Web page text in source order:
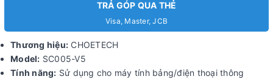
TRẢ GÓP QUA THẺ
Visa, Master, JCB
Thương hiệu: CHOETECH
Model: SC005-V5
Tính năng: Sử dụng cho máy tính bảng/điện thoại thông